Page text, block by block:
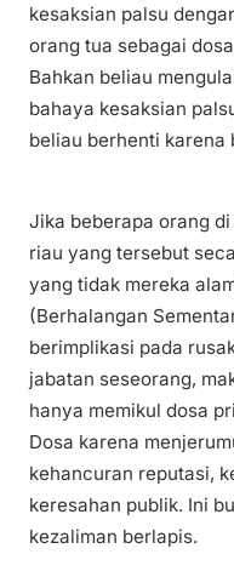
kesaksian palsu
orang tua sebagai
Bahkan beliau
bahaya kesaksian
beliau berhenti karena
Jika beberapa orang
riau yang tersebut
yang tidak mereka
(Berhalangan
berimplikasi pada
jabatan seseorang,
hanya memikul dosa
Dosa karena
kehancuran reputasi,
keresahan publik. Ini
kezaliman berlapis.